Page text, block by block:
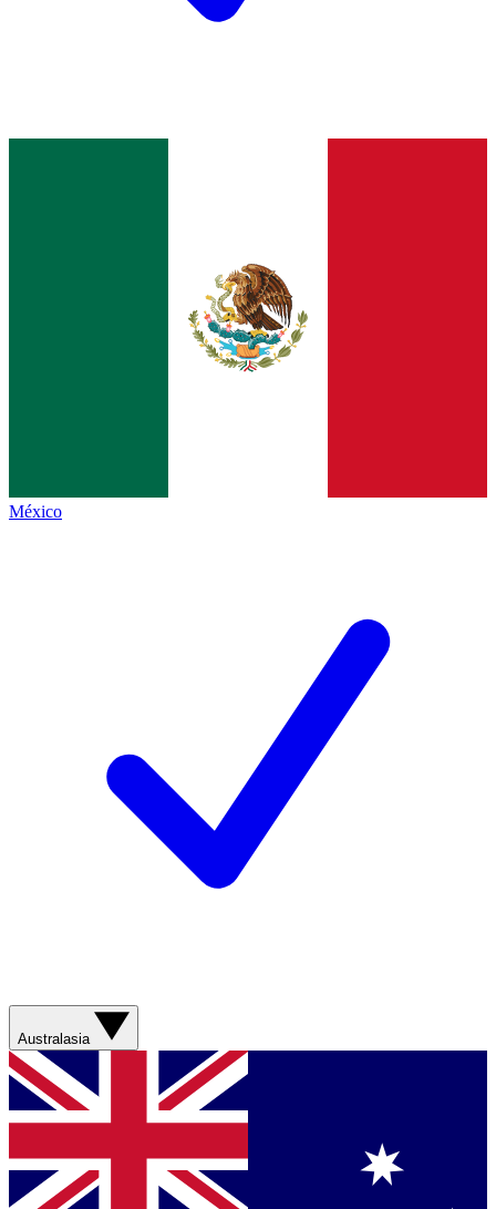
México
Australasia